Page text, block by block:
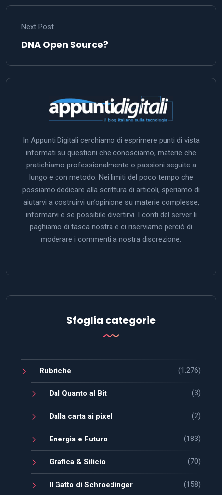
Next Post
DNA Open Source?
In Appunti Digitali cerchiamo di esprimere punti di vista
informati su questioni che conosciamo, materie che
pratichiamo professionalmente o passioni seguite a
lungo e con metodo. Nei limiti del poco tempo che
possiamo dedicare alla scrittura di articoli, speriamo di
aiutarvi a costruirvi un’opinione su materie complesse,
informarvi e se possibile divertirvi. I conti del server li
paghiamo di tasca nostra e ci riserviamo perciò di
moderare i commenti a nostra discrezione.
Sfoglia categorie
Rubriche (1.276)
Dal Quanto al Bit (3)
Dalla carta ai pixel (2)
Energia e Futuro (183)
Grafica & Silicio (70)
Il Gatto di Schroedinger (158)